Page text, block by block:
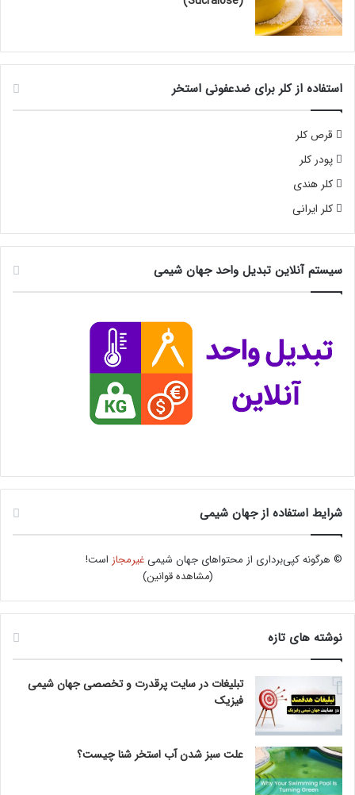
استفاده از کلر برای ضدعفونی استخر
قرص کلر
پودر کلر
کلر هندی
کلر ایرانی
سیستم آنلاین تبدیل واحد جهان شیمی
شرایط استفاده از جهان شیمی
© هرگونه کپی‌برداری از محتواهای جهان شیمیغیرمجاز است!
(مشاهده قوانین)
نوشته های تازه
تبلیغات در سایت پرقدرت و تخصصی جهان شیمی
فیزیک
علت سبز شدن آب استخر شنا چیست؟